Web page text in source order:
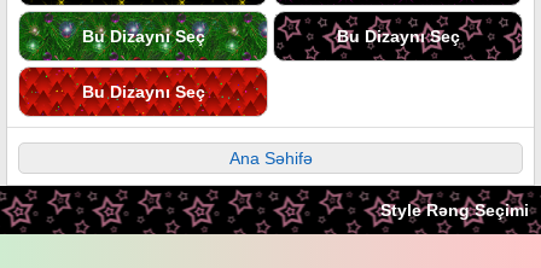
Bu Dizaynı Seç Bu Dizaynı Seç
Bu Dizaynı Seç
Ana Səhifə
Style Rəng Seçimi